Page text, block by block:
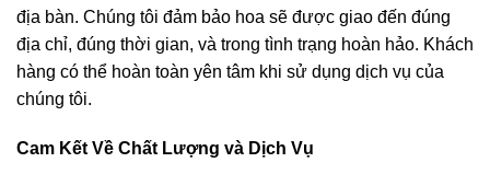
địa bàn. Chúng tôi đảm bảo hoa sẽ được giao đến đúng
địa chỉ, đúng thời gian, và trong tình trạng hoàn hảo. Khách
hàng có thể hoàn toàn yên tâm khi sử dụng dịch vụ của
chúng tôi.
Cam Kết Về Chất Lượng và Dịch Vụ